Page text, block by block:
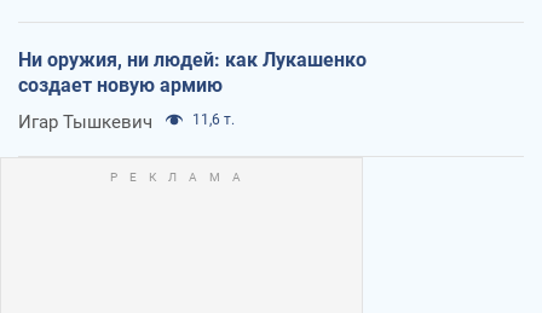
Ни оружия, ни людей: как Лукашенко
создает новую армию
Игар Тышкевич 11,6 т.